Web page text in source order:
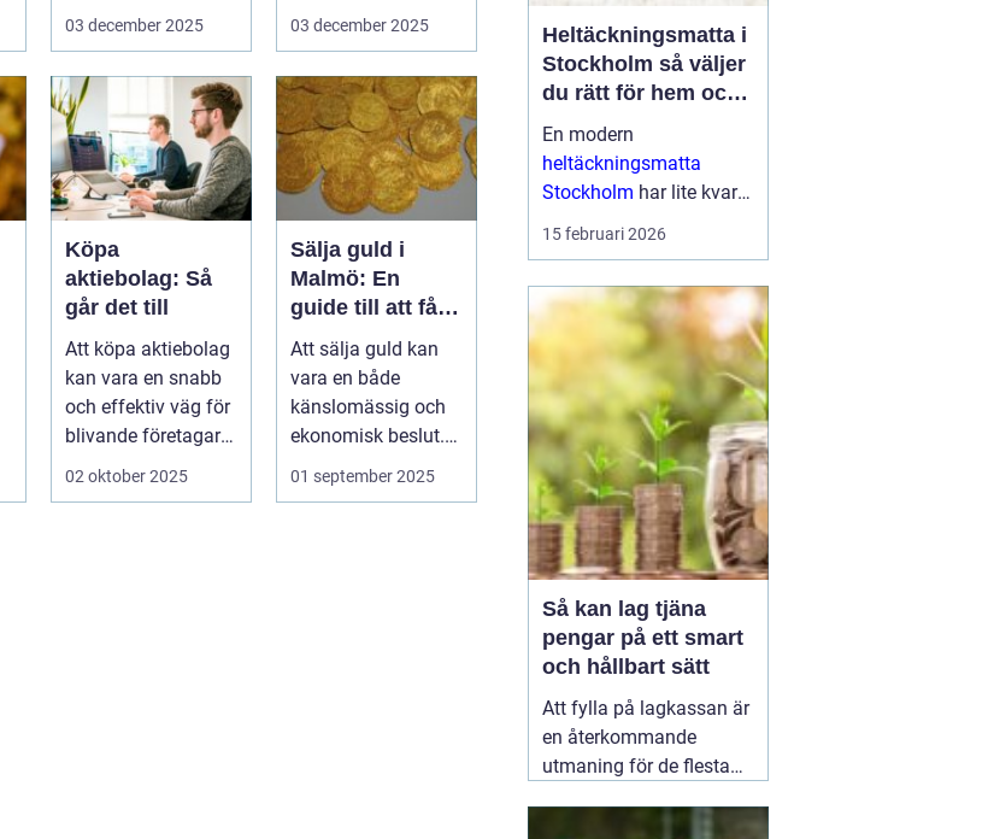
Många ...
03 december 2025
G&oum...
03 december 2025
Köpa
aktiebolag: Så
går det till
Att köpa aktiebolag
kan vara en snabb
och effektiv väg för
blivande företagare
02 oktober 2025
Sälja guld i
Malmö: En
guide till att få
bästa värde för
ditt guld
Att sälja guld kan
vara en både
känslomässig och
ekonomisk beslut.
01 september 2025
Heltäckningsmatta i
Stockholm så väljer
du rätt för hem och
kontor
En modern
heltäckningsmatta
Stockholm har lite kvar
gemensamt med de
och 80-talet. I da...
15 februari 2026
Så kan lag tjäna
pengar på ett smart
och hållbart sätt
Att fylla på lagkassan är
en återkommande
utmaning för de flesta